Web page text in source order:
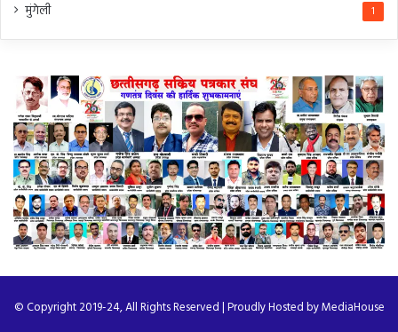
मुंगेली 1
© Copyright 2019-24, All Rights Reserved | Proudly Hosted byMediaHouse